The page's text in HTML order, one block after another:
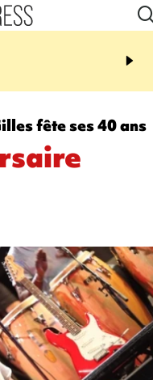
17:52
dimanche pour
fête ses 40 ans